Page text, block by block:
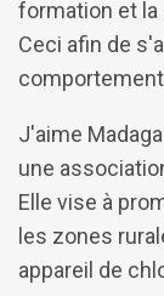
formation et
Ceci afin de
J'aime
une
Elle vise à
les zones
appareil de